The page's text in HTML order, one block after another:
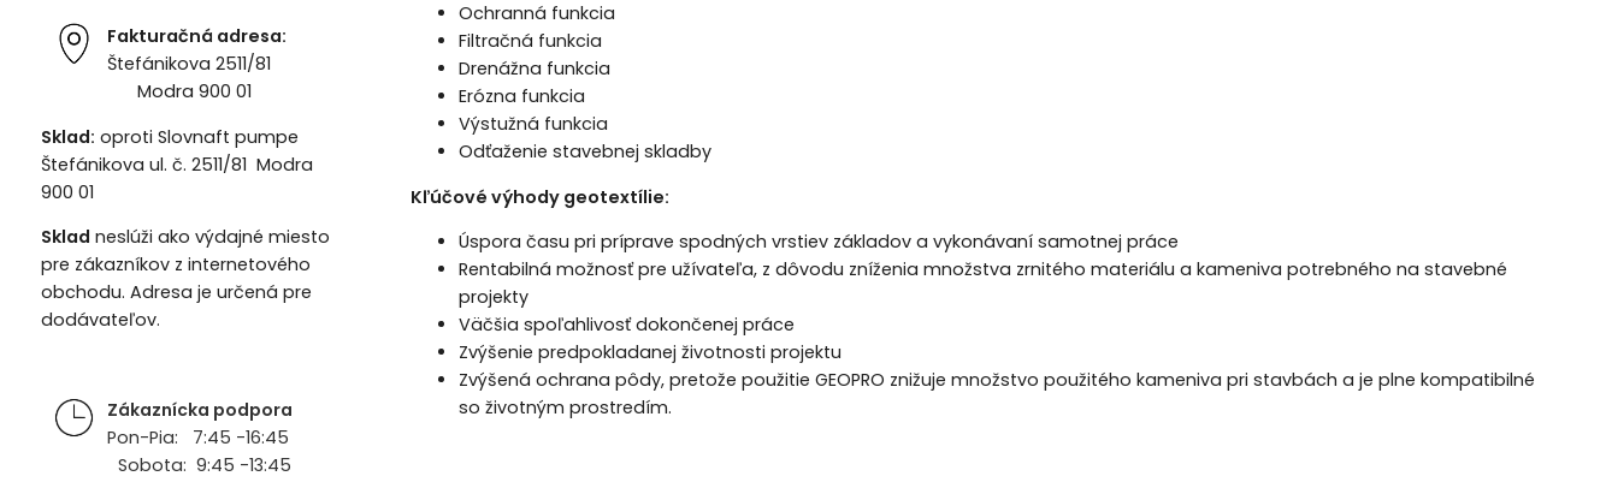
Fakturačná adresa:
Štefánikova 2511/81
Modra 900 01
Sklad: oproti Slovnaft pumpe
Štefánikova ul. č. 2511/81 Modra
900 01
Sklad neslúži ako výdajné miesto
pre zákazníkov z internetového
obchodu. Adresa je určená pre
dodávateľov.
Zákaznícka podpora
Pon-Pia: 7:45 -16:45
Sobota: 9:45 -13:45
Ochranná funkcia
Filtračná funkcia
Drenážna funkcia
Erózna funkcia
Výstužná funkcia
Odťaženie stavebnej skladby
Kľúčové výhody geotextílie:
Úspora času pri príprave spodných vrstiev základov a vykonávaní samotnej práce
Rentabilná možnosť pre užívateľa, z dôvodu zníženia množstva zrnitého materiálu a kameniva potrebného na stavebné
projekty
Väčšia spoľahlivosť dokončenej práce
Zvýšenie predpokladanej životnosti projektu
Zvýšená ochrana pôdy, pretože použitie GEOPRO znižuje množstvo použitého kameniva pri stavbách a je plne kompatibilné
so životným prostredím.